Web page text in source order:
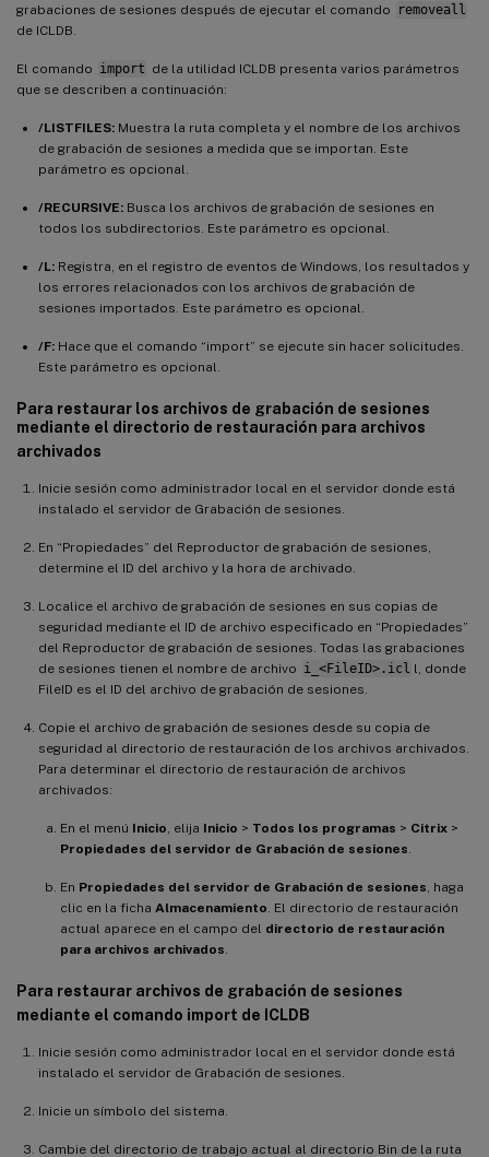
grabaciones de sesiones después de ejecutar el comando
removeall
de ICLDB.
El comando import de la utilidad ICLDB presenta varios parámetros
que se describen a continuación:
/LISTFILES: Muestra la ruta completa y el nombre de los archivos
de grabación de sesiones a medida que se importan. Este
parámetro es opcional.
/RECURSIVE: Busca los archivos de grabación de sesiones en
todos los subdirectorios. Este parámetro es opcional.
/L: Registra, en el registro de eventos de Windows, los resultados y
los errores relacionados con los archivos de grabación de
sesiones importados. Este parámetro es opcional.
/F: Hace que el comando “import” se ejecute sin hacer solicitudes.
Este parámetro es opcional.
Para restaurar los archivos de grabación de sesiones
mediante el directorio de restauración para archivos
archivados
Inicie sesión como administrador local en el servidor donde está
instalado el servidor de Grabación de sesiones.
En “Propiedades” del Reproductor de grabación de sesiones,
determine el ID del archivo y la hora de archivado.
Localice el archivo de grabación de sesiones en sus copias de
seguridad mediante el ID de archivo especificado en “Propiedades”
del Reproductor de grabación de sesiones. Todas las grabaciones
de sesiones tienen el nombre de archivo i_<FileID>.icl l, donde
FileID es el ID del archivo de grabación de sesiones.
Copie el archivo de grabación de sesiones desde su copia de
seguridad al directorio de restauración de los archivos archivados.
Para determinar el directorio de restauración de archivos
archivados:
En el menú Inicio , elija Inicio > Todos los programas > Citrix >
Propiedades del servidor de Grabación de sesiones
En Propiedades del servidor de Grabación de sesiones , haga
clic en la ficha Almacenamiento . El directorio de restauración
actual aparece en el campo del directorio de restauración
para archivos archivados
Para restaurar archivos de grabación de sesiones
mediante el comando import de ICLDB
Inicie sesión como administrador local en el servidor donde está
instalado el servidor de Grabación de sesiones.
Inicie un símbolo del sistema.
Cambie del directorio de trabajo actual al directorio Bin de la ruta